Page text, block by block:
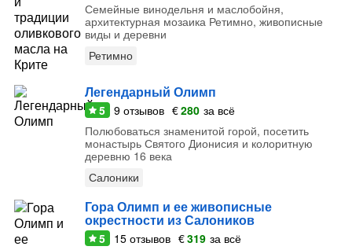
Семейные винодельня и маслобойня,
архитектурная мозаика Ретимно, живописные
виды и деревни
Ретимно
Легендарный Олимп
5 9 отзывов €280 за всё
Полюбоваться знаменитой горой, посетить
монастырь Святого Дионисия и колоритную
деревню 16 века
Салоники
Гора Олимп и ее живописные
окрестности из Салоников
5 15 отзывов €319 за всё